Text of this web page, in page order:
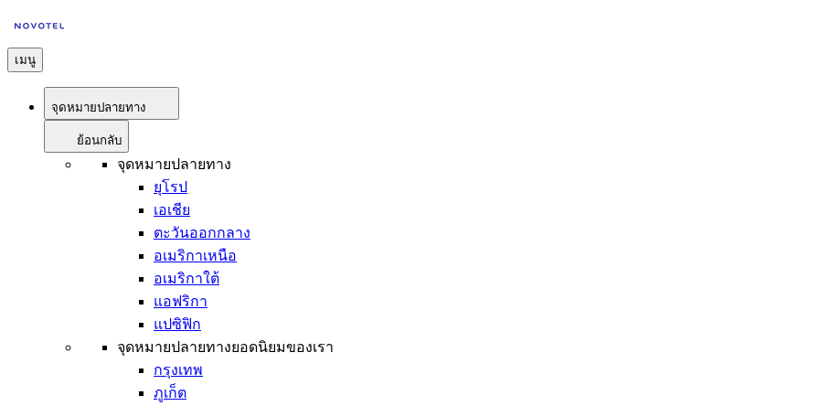
เมนู
จุดหมายปลายทาง
ย้อนกลับ
จุดหมายปลายทาง
ยุโรป
เอเชีย
ตะวันออกกลาง
อเมริกาเหนือ
อเมริกาใต้
แอฟริกา
แปซิฟิก
จุดหมายปลายทางยอดนิยมของเรา
กรุงเทพ
ภูเก็ต